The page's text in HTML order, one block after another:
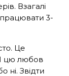
Взагалі
працювати 3-
Це
цю любов
ні. Звідти